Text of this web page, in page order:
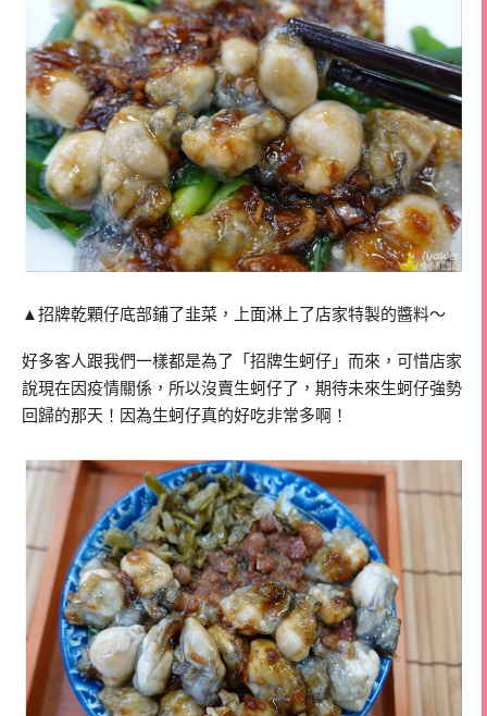
▲招牌乾顆仔底部鋪了韭菜，上面淋上了店家特製的醬料～
好多客人跟我們一樣都是為了「招牌生蚵仔」而來，可惜店家
說現在因疫情關係，所以沒賣生蚵仔了，期待未來生蚵仔強勢
回歸的那天！因為生蚵仔真的好吃非常多啊！